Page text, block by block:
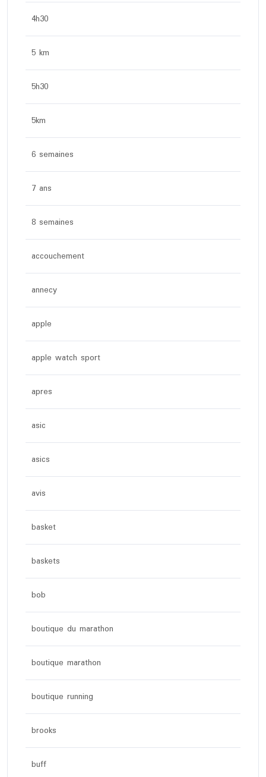
4h30
5 km
5h30
5km
6 semaines
7 ans
8 semaines
accouchement
annecy
apple
apple watch sport
apres
asic
asics
avis
basket
baskets
bob
boutique du marathon
boutique marathon
boutique running
brooks
buff